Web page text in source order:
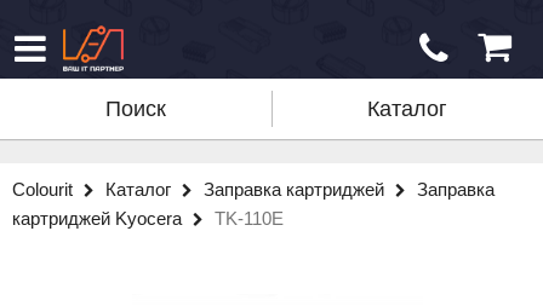
Поиск Каталог
Colourit Каталог Заправка картриджей
Заправка
картриджей Kyocera
TK-110E